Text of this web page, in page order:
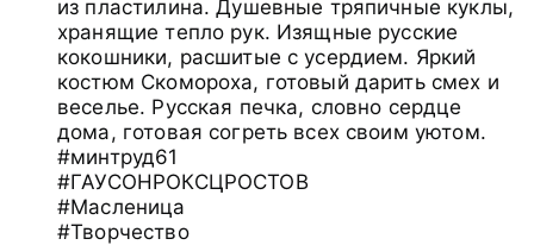
из пластилина. Душевные тряпичные куклы,
хранящие тепло рук. Изящные русские
кокошники, расшитые с усердием. Яркий
костюм Скомороха, готовый дарить смех и
веселье. Русская печка, словно сердце
дома, готовая согреть всех своим уютом.
#минтруд61
#ГАУСОНРОКСЦРОСТОВ
#Масленица
#Творчество